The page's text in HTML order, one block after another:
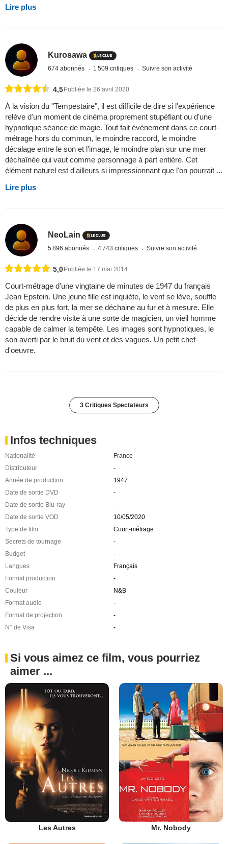
Lire plus
Kurosawa
674 abonnés 1 509 critiques Suivre son activité
4,5Publiée le 26 avril 2020
À la vision du "Tempestaire", il est difficile de dire si l'expérience
relève d'un moment de cinéma proprement stupéfiant ou d'une
hypnotique séance de magie. Tout fait événement dans ce court-
métrage hors du commun, le moindre raccord, le moindre
décalage entre le son et l'image, le moindre plan sur une mer
déchaînée qui vaut comme personnage à part entière. Cet
élément naturel est d'ailleurs si impressionnant que l'on pourrait ...
Lire plus
NeoLain
5 896 abonnés 4 743 critiques Suivre son activité
5,0Publiée le 17 mai 2014
Court-métrage d'une vingtaine de minutes de 1947 du français
Jean Epstein. Une jeune fille est inquiète, le vent se lève, souffle
de plus en plus fort, la mer se déchaine au fur et à mesure. Elle
décide de rendre visite à une sorte de magicien, un vieil homme
capable de calmer la tempête. Les images sont hypnotiques, le
son averti par le bruit du vent et des vagues. Un petit chef-
d'oeuvre.
3 Critiques Spectateurs
Infos techniques
Nationalité
France
Distributeur
-
Année de production
1947
Date de sortie DVD
-
Date de sortie Blu-ray
-
Date de sortie VOD
10/05/2020
Type de film
Court-métrage
Secrets de tournage
-
Budget
-
Langues
Français
Format production
-
Couleur
N&B
Format audio
-
Format de projection
-
N° de Visa
-
Si vous aimez ce film, vous pourriez
aimer ...
Les Autres Mr. Nobody